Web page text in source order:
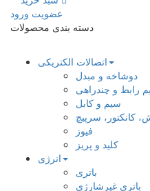
عضویت ورود
دسته بندی محصولات
اتصالات الکتریکی
دوشاخه و مبدل
رابط و چندراهی
سیم و کابل
کانکتور، سرپیچ
فیوز
کلید و پریز
انرژی
باتری
باتری غیرشارژی